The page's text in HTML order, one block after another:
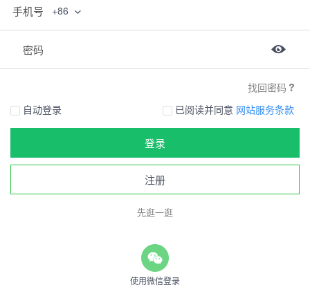
手机号 +86
密码
找回密码
自动登录
已阅读并同意 网站服务条款
登录
注册
先逛一逛
使用微信登录